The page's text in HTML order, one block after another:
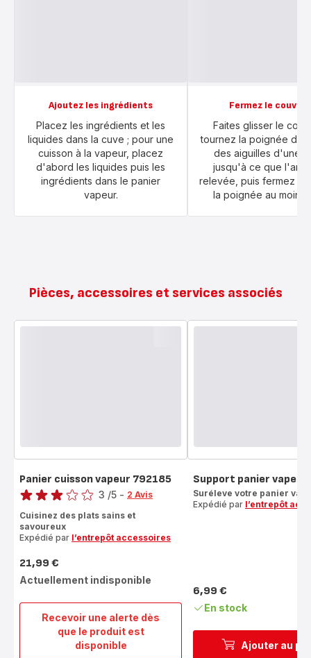
Ajoutez les ingrédients
Placez les ingrédients et les
liquides dans la cuve ; pour une
cuisson à la vapeur, placez
d'abord les liquides puis les
ingrédients dans le panier
vapeur.
Fermez le
Faites glisser le
tournez la poignée
des aiguilles d'une
jusqu'à ce que
relevée, puis fermez en
la poignée au moins
Pièces, accessoires et services associés
Recevoir une alerte dès
que le produit est
disponible
Panier
cuisson
Panier cuisson vapeur 792185
Note
3
étoiles
3 /5 - 2 Avis
Cuisinez des plats sains et
savoureux
Expédié par l’entrepôt accessoires
Prix
21,99 €
Actuellement indisponible
Ajouter au
Support panier vapeur
Suréleve votre panier
Expédié par l’entrepôt
Prix
6,99 €
En stock